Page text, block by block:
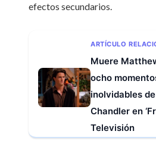
efectos secundarios.
ARTÍCULO
Muere
ocho
inolvidables de
Chandler en
Televisión